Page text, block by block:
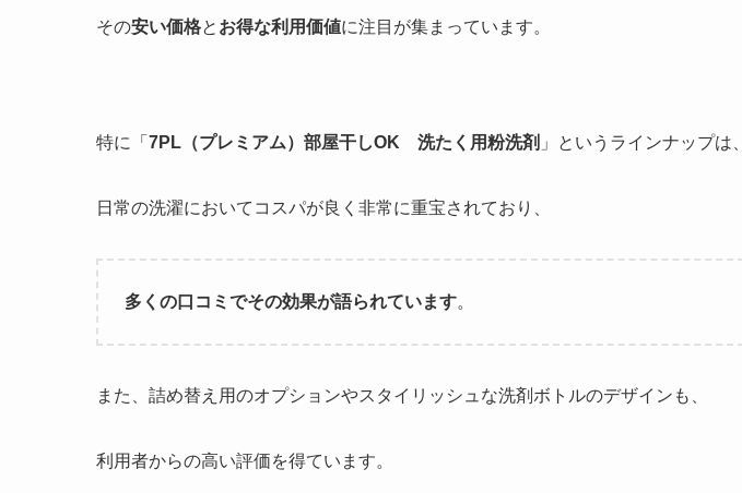
その安い価格と お得な利用価値に注目が集まっています。
特に「 7PL（プレミアム）部屋干しOK 洗たく用粉洗剤 」というラインナップは、
日常の洗濯においてコスパが良く非常に重宝されており、
多くの口コミでその効果が語られています。
また、詰め替え用のオプションやスタイリッシュな洗剤ボトルのデザインも、
利用者からの高い評価を得ています。